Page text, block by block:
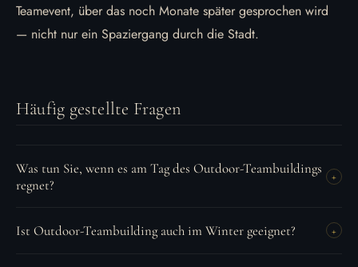
Teamevent, über das noch Monate später gesprochen wird
— nicht nur ein Spaziergang durch die Stadt.
Häufig gestellte Fragen
Was tun Sie, wenn es am Tag des Outdoor-Teambuildings
regnet?
+
Ist Outdoor-Teambuilding auch im Winter geeignet? +